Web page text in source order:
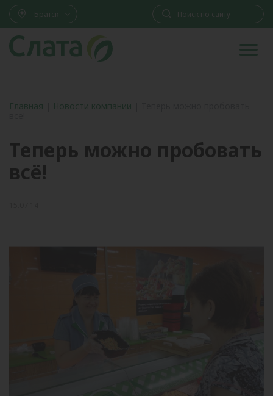
Братск
Главная Новости компании
Теперь можно пробовать
всё!